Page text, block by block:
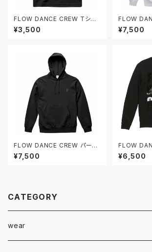
FLOW DANCE CREW Tシャ
ツ（キッズ）
¥3,500
FLOW
ー
¥7,500
FLOW DANCE CREW パーカ
ー
¥7,500
FLOW
ナー
¥6,500
CATEGORY
wear